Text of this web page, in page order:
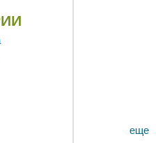
еще